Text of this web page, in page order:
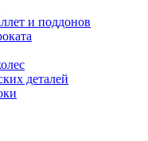
и поддонов
деталей